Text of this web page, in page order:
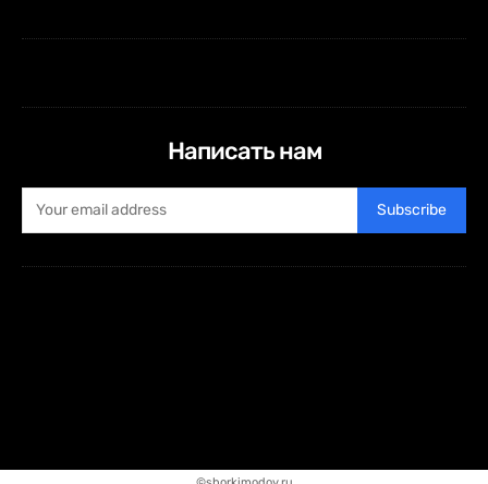
Написать нам
Subscribe